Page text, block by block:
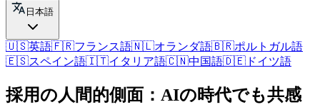
日本語
🇺🇸英語🇫🇷フランス語🇳🇱オランダ語🇧🇷ポルトガル語
🇪🇸スペイン語🇮🇹イタリア語🇨🇳中国語🇩🇪 ドイツ語
採用の人間的側面：AIの時代でも共感